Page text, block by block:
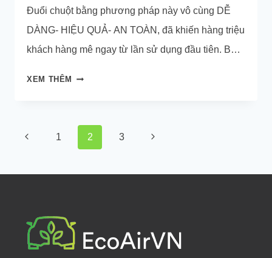
Đuổi chuột bằng phương pháp này vô cùng DỄ
DÀNG- HIỆU QUẢ- AN TOÀN, đã khiến hàng triệu
khách hàng mê ngay từ lần sử dụng đầu tiên. Bạn
XEM THÊM
CÁCH
HIỆU
Page
navigation
Previous1 2 3 Next